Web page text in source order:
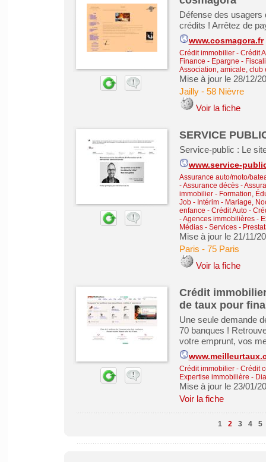
Défense des
crédits ! Arrêtez de
www.cosmagora.fr
Crédit immobilier- Crédit
Finance - Epargne -
Association, amicale, club
Mise à jour le 28/12/
Jailly- 58 Nièvre
Voir la fiche
SERVICE
Service-public : Le
www.service-
Assurance auto/moto/
- Assurance décès-
immobilier- Formation,
Job - Intérim- Mariage,
enfance - Crédit Auto-
-Agences immobilières -
Médias- Services -
Mise à jour le 21/11/
Paris - 75 Paris
Voir la fiche
Crédit
de taux pour
Une seule demande
70 banques !
votre emprunt, vos
Crédit immobilier- Crédit
Expertise immobilière -
Mise à jour le 23/01/
Voir la fiche
1 2 3 4 5